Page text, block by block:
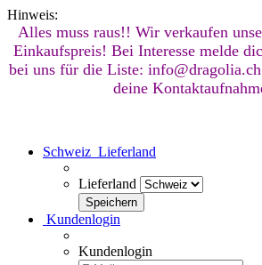
Hinweis:
Alles muss raus!! Wir verkaufen
Einkaufspreis! Bei Interesse melde
bei uns für die Liste:
deine
Schweiz Lieferland
Lieferland
Kundenlogin
Kundenlogin